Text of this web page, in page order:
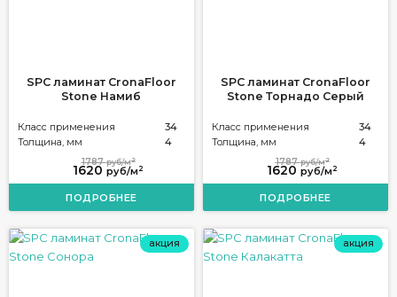
SPC ламинат CronaFloor
Stone Намиб
Класс применения
34
Толщина, мм
4
1620 руб/м 2
1787руб/м2
ПОДРОБНЕЕ
SPC ламинат CronaFloor
Stone Торнадо Серый
Класс применения
34
Толщина, мм
4
1620 руб/м 2
1787руб/м2
ПОДРОБНЕЕ
акция акция